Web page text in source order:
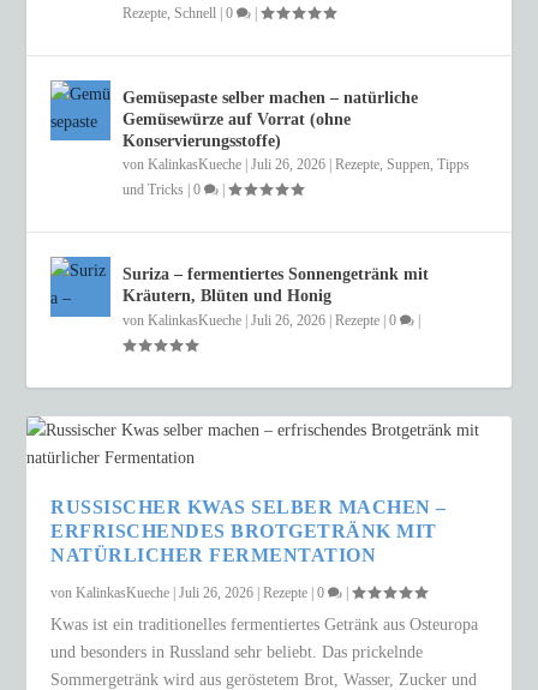
Rezepte,Schnell |0 |
Gemüsepaste selber machen – natürliche
Gemüsewürze auf Vorrat (ohne
Konservierungsstoffe)
vonKalinkasKueche |Juli 26, 2026 |Rezepte,Suppen,Tipps
und Tricks
|0 |
Suriza – fermentiertes Sonnengetränk mit
Kräutern, Blüten und Honig
vonKalinkasKueche |Juli 26, 2026 |Rezepte |0
RUSSISCHER KWAS SELBER MACHEN –
ERFRISCHENDES BROTGETRÄNK MIT
NATÜRLICHER FERMENTATION
vonKalinkasKueche |Juli 26, 2026 |Rezepte |0 |
Kwas ist ein traditionelles fermentiertes Getränk aus Osteuropa
und besonders in Russland sehr beliebt. Das prickelnde
Sommergetränk wird aus geröstetem Brot, Wasser, Zucker und